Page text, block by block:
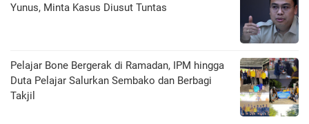
Yunus, Minta Kasus Diusut Tuntas
Pelajar Bone Bergerak di Ramadan, IPM hingga
Duta Pelajar Salurkan Sembako dan Berbagi
Takjil